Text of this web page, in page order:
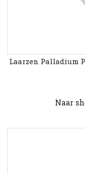
Laarzen Palladium
Naar